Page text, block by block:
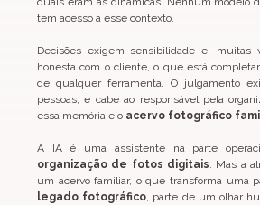
tem acesso a esse contexto.
Decisões exigem sensibilidade e, muitas
honesta com o cliente, o que está
de qualquer ferramenta. O julgamento
pessoas, e cabe ao responsável pela
essa memória e o acervo fotográfico
organização de fotos digitais. Mas a
legado fotográfico, parte de um olhar